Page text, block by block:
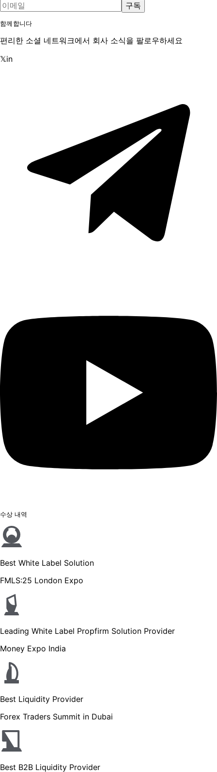
구독
함께합니다
편리한 소셜 네트워크에서 회사 소식을 팔로우하세요
𝕏in
수상 내역
Best White Label Solution
FMLS:25 London Expo
Leading White Label Propfirm Solution Provider
Money Expo India
Best Liquidity Provider
Forex Traders Summit in Dubai
Best B2B Liquidity Provider